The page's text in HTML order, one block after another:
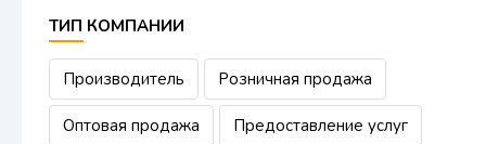
ТИП КОМПАНИИ
Производитель Розничная продажа
Оптовая продажа Предоставление услуг